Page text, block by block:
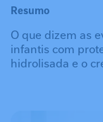
Resumo
O que dizem as
infantis com
hidrolisada e o